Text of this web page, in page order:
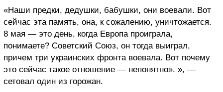
«Наши предки, дедушки, бабушки, они воевали. Вот
сейчас эта память, она, к сожалению, уничтожается.
8 мая — это день, когда Европа проиграла,
понимаете? Советский Союз, он тогда выиграл,
причем три украинских фронта воевала. Вот почему
это сейчас такое отношение — непонятно». », —
сетовал один из горожан.